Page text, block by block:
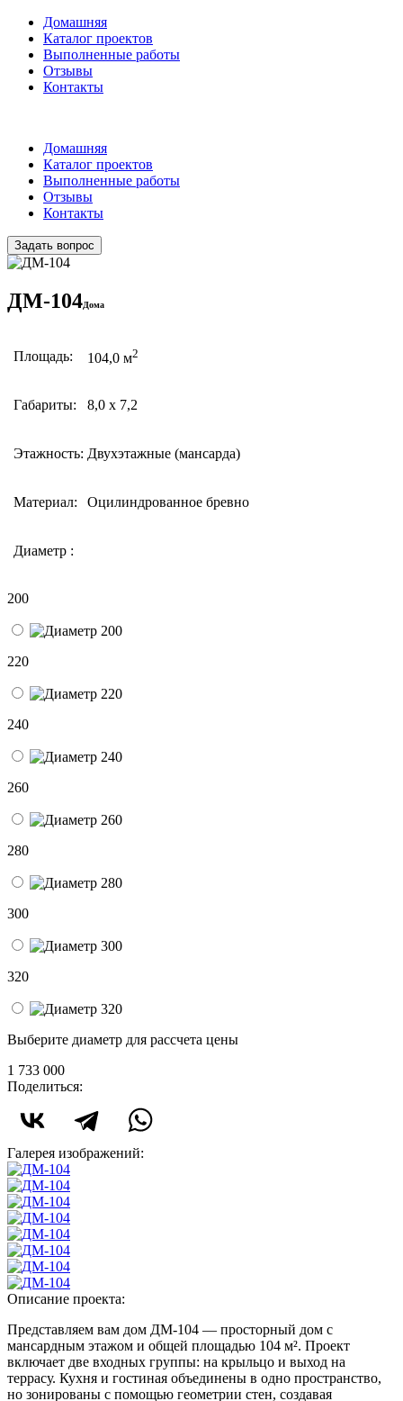
Домашняя
Каталог проектов
Выполненные работы
Отзывы
Контакты
Домашняя
Каталог проектов
Выполненные работы
Отзывы
Контакты
Задать вопрос
ДМ-104Дома
Площадь: 104,0 м2
Габариты: 8,0 х 7,2
Этажность: Двухэтажные (мансарда)
Материал: Оцилиндрованное бревно
Диаметр :
200
220
240
260
280
300
320
Выберите диаметр для рассчета цены
1 733 000
Поделиться:
Галерея изображений:
Описание проекта:
Представляем вам дом ДМ-104 — просторный дом с
мансардным этажом и общей площадью 104 м². Проект
включает две входных группы: на крыльцо и выход на
террасу. Кухня и гостиная объединены в одно пространство,
но зонированы с помощью геометрии стен, создавая